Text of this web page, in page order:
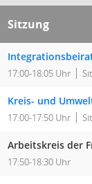
Sitzung
17:00-18:05 Uhr
Kreis- und
17:00-17:50 Uhr
Arbeitskreis der
17:50-18:30 Uhr